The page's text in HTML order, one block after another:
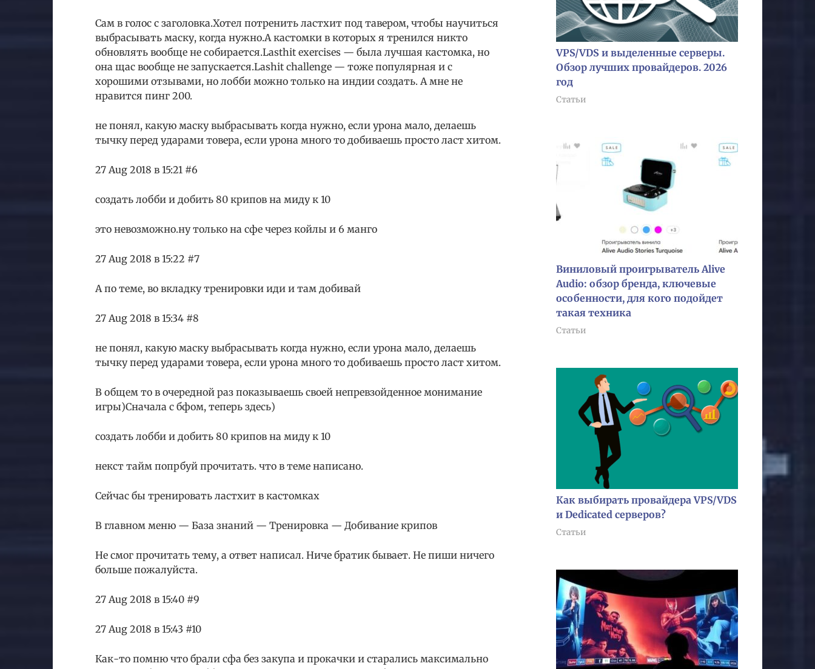
Сам в голос с заголовка.Хотел потренить ластхит под тавером, чтобы научиться
выбрасывать маску, когда нужно.А кастомки в которых я тренился никто
обновлять вообще не собирается.Lasthit exercises — была лучшая кастомка, но
она щас вообще не запускается.Lashit challenge — тоже популярная и с
хорошими отзывами, но лобби можно только на индии создать. А мне не
нравится пинг 200.
не понял, какую маску выбрасывать когда нужно, если урона мало, делаешь
тычку перед ударами товера, если урона много то добиваешь просто ласт хитом.
27 Aug 2018 в 15:21 #6
создать лобби и добить 80 крипов на миду к 10
это невозможно.ну только на сфе через койлы и 6 манго
27 Aug 2018 в 15:22 #7
А по теме, во вкладку тренировки иди и там добивай
27 Aug 2018 в 15:34 #8
не понял, какую маску выбрасывать когда нужно, если урона мало, делаешь
тычку перед ударами товера, если урона много то добиваешь просто ласт хитом.
В общем то в очередной раз показываешь своей непревзойденное монимание
игры)Сначала с бфом, теперь здесь)
создать лобби и добить 80 крипов на миду к 10
некст тайм попрбуй прочитать. что в теме написано.
Сейчас бы тренировать ластхит в кастомках
В главном меню — База знаний — Тренировка — Добивание крипов
Не смог прочитать тему, а ответ написал. Ниче братик бывает. Не пиши ничего
больше пожалуйста.
27 Aug 2018 в 15:40 #9
27 Aug 2018 в 15:43 #10
Как-то помню что брали сфа без закупа и прокачки и старались максимально
VPS/VDS и выделенные серверы.
Обзор лучших провайдеров. 2026
год
Статьи
Виниловый проигрыватель Alive
Audio: обзор бренда, ключевые
особенности, для кого подойдет
такая техника
Статьи
Как выбирать провайдера VPS/VDS
и Dedicated серверов?
Статьи